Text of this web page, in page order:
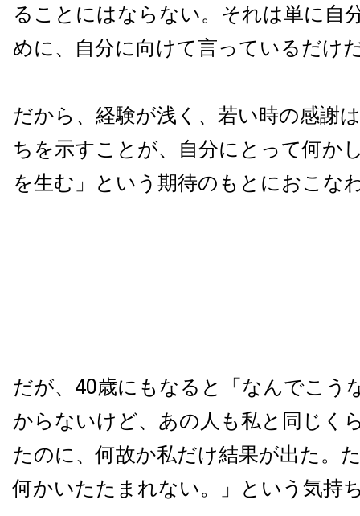
ることにはならない。それは単に自
めに、自分に向けて言っているだけ
だから、経験が浅く、若い時の感謝
ちを示すことが、自分にとって何か
を生む」という期待のもとにおこな
だが、40歳にもなると「なんでこう
からないけど、あの人も私と同じく
たのに、何故か私だけ結果が出た。
何かいたたまれない。」という気持